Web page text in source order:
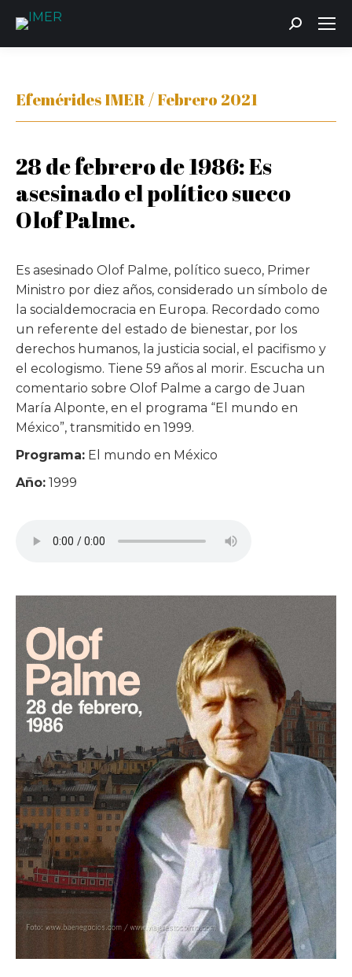
Buscar:
Efemérides IMER / Febrero 2021
28 de febrero de 1986: Es
asesinado el político sueco
Olof Palme.
Es asesinado Olof Palme, político sueco, Primer
Ministro por diez años, considerado un símbolo de
la socialdemocracia en Europa. Recordado como
un referente del estado de bienestar, por los
derechos humanos, la justicia social, el pacifismo y
el ecologismo. Tiene 59 años al morir. Escucha un
comentario sobre Olof Palme a cargo de Juan
María Alponte, en el programa “El mundo en
México”, transmitido en 1999.
Programa: El mundo en México
Año: 1999